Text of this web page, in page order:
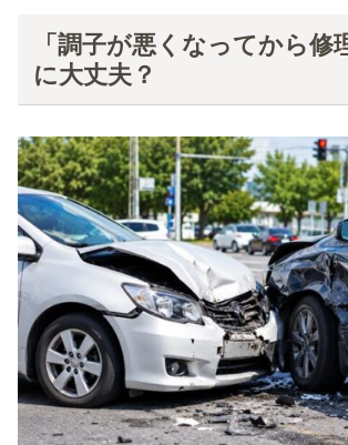
「調子が悪くなってから修
に大丈夫？